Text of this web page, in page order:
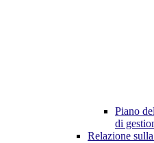
Piano
di
Relazione